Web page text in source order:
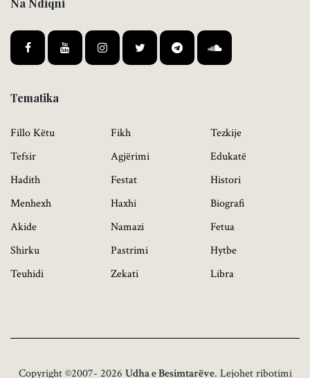
Na Ndiqni
Tematika
Fillo Këtu
Tefsir
Hadith
Menhexh
Akide
Shirku
Teuhidi
Fikh
Agjërimi
Festat
Haxhi
Namazi
Pastrimi
Zekati
Tezkije
Edukatë
Histori
Biografi
Fetua
Hytbe
Libra
Copyright ©2007- 2026 Udha e Besimtarëve. Lejohet ribotimi